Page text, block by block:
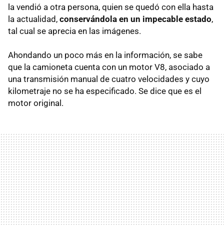
la vendió a otra persona, quien se quedó con ella hasta
la actualidad, conservándola en un impecable estado,
tal cual se aprecia en las imágenes.
Ahondando un poco más en la información, se sabe
que la camioneta cuenta con un motor V8, asociado a
una transmisión manual de cuatro velocidades y cuyo
kilometraje no se ha especificado. Se dice que es el
motor original.